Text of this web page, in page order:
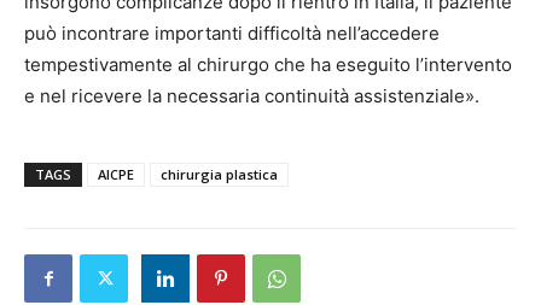
può incontrare importanti difficoltà nell’accedere
tempestivamente al chirurgo che ha eseguito l’intervento
e nel ricevere la necessaria continuità assistenziale».
TAGS AICPE chirurgia plastica